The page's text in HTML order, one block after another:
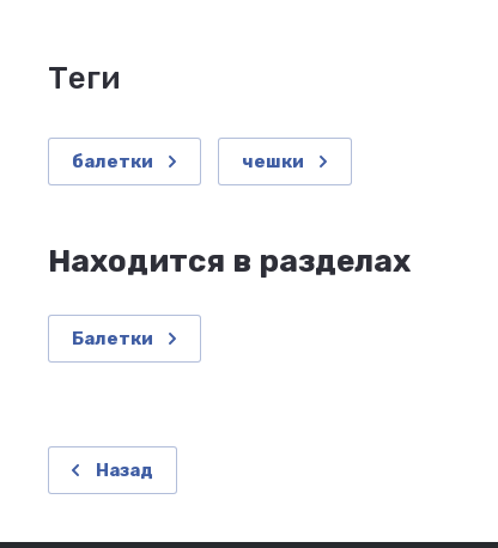
теги
балетки чешки
Находится в разделах
Балетки
Назад